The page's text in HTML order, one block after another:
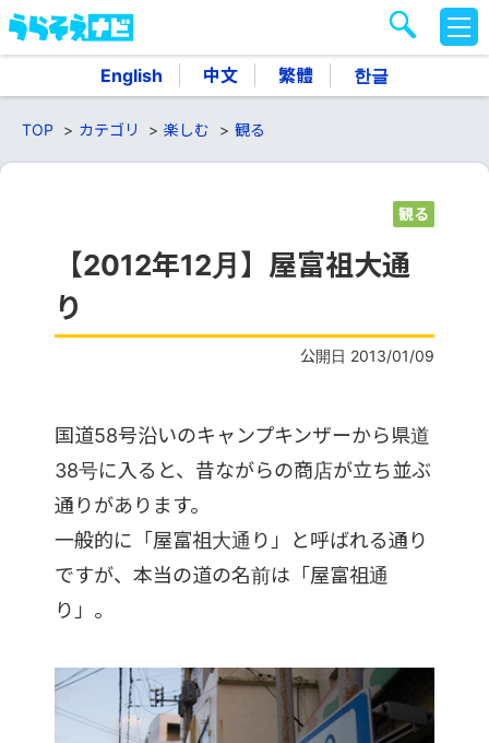
English 中文 繁體 한글
M
E
TOP カテゴリ 楽しむ 観る
観る
【2012年12月】屋富祖大通
り
公開日 2013/01/09
国道58号沿いのキャンプキンザーから県道
38号に入ると、昔ながらの商店が立ち並ぶ
通りがあります。
一般的に「屋富祖大通り」と呼ばれる通り
ですが、本当の道の名前は「屋富祖通
り」。